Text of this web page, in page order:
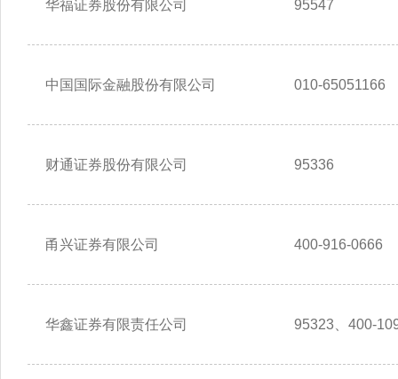
华福证券股份有限公司 95547
中国国际金融股份有限公司 010-65051166
财通证券股份有限公司 95336
甬兴证券有限公司 400-916-0666
华鑫证券有限责任公司 95323、400-